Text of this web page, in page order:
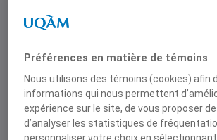
2014.
Laperrière,Violaine Lemay
Préférences en matière de témoins
Nous utilisons des témoins (cookies) afin
informations qui nous permettent
expérience sur le site, de vous proposer
d’analyser les statistiques de